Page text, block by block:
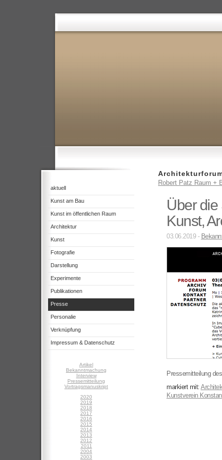
aktuell
Kunst am Bau
Kunst im öffentlichen Raum
Architektur
Kunst
Fotografie
Darstellung
Experimente
Publikationen
Presse
Personalie
Verknüpfung
Impressum & Datenschutz
Artikel
Bekanntmachung
Interview
Pressemitteilung
Vortragsmanuskript
2020
2019
2018
2017
2016
2015
2014
2013
2012
2011
2004
2003
Robert Patz Raum +
Über
Kunst,
03.06.2019 -
Pressemitteilung
markiert mit:
Kunstverein